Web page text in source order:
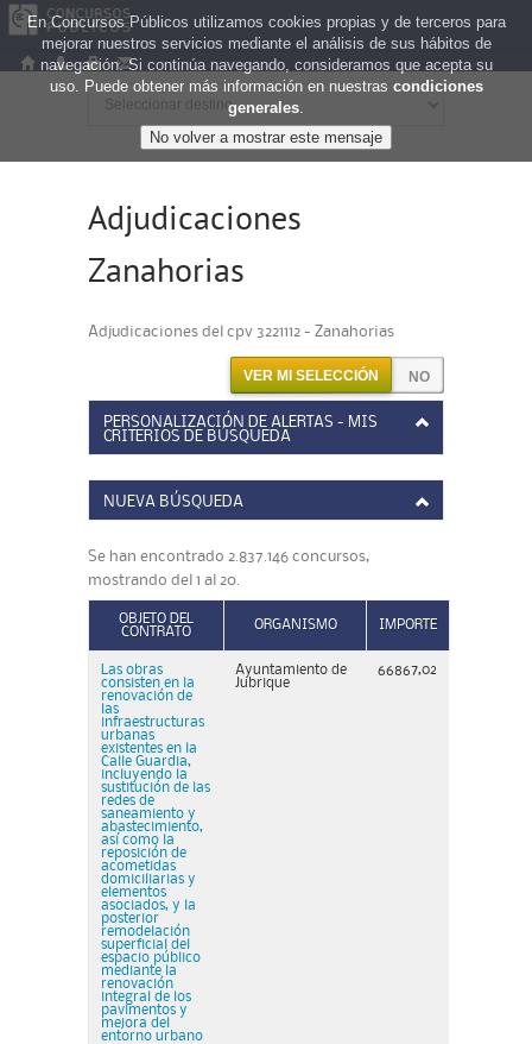
Adjudicaciones
Zanahorias
Adjudicaciones del cpv 3221112 - Zanahorias
VER MI SELECCIÓN
PERSONALIZACIÓN DE ALERTAS - MIS
CRITERIOS DE BÚSQUEDA
NUEVA BÚSQUEDA
Se han encontrado 2.837.146 concursos,
mostrando del 1 al 20.
OBJETO DEL
CONTRATO
ORGANISMO IMPORTE
Las obras
consisten en la
renovación de
las
infraestructuras
urbanas
existentes en la
Calle Guardia,
incluyendo la
sustitución de las
redes de
saneamiento y
abastecimiento,
así como la
reposición de
acometidas
domiciliarias y
elementos
asociados, y la
posterior
remodelación
superficial del
espacio público
mediante la
renovación
integral de los
pavimentos y
mejora del
entorno urbano
Ayuntamiento de
Jubrique
66867,02
En Concursos Públicos utilizamos cookies propias y de terceros para
mejorar nuestros servicios mediante el análisis de sus hábitos de
navegación. Si continúa navegando, consideramos que acepta su
uso. Puede obtener más información en nuestras condiciones
generales.